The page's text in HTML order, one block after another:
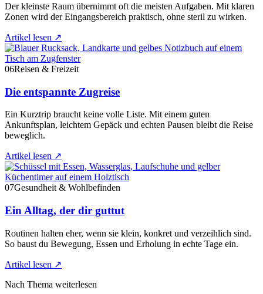
Der kleinste Raum übernimmt oft die meisten Aufgaben. Mit klaren
Zonen wird der Eingangsbereich praktisch, ohne steril zu wirken.
Artikel lesen ↗
06Reisen & Freizeit
Die entspannte Zugreise
Ein Kurztrip braucht keine volle Liste. Mit einem guten
Ankunftsplan, leichtem Gepäck und echten Pausen bleibt die Reise
beweglich.
Artikel lesen ↗
07Gesundheit & Wohlbefinden
Ein Alltag, der dir guttut
Routinen halten eher, wenn sie klein, konkret und verzeihlich sind.
So baust du Bewegung, Essen und Erholung in echte Tage ein.
Artikel lesen ↗
Nach Thema weiterlesen